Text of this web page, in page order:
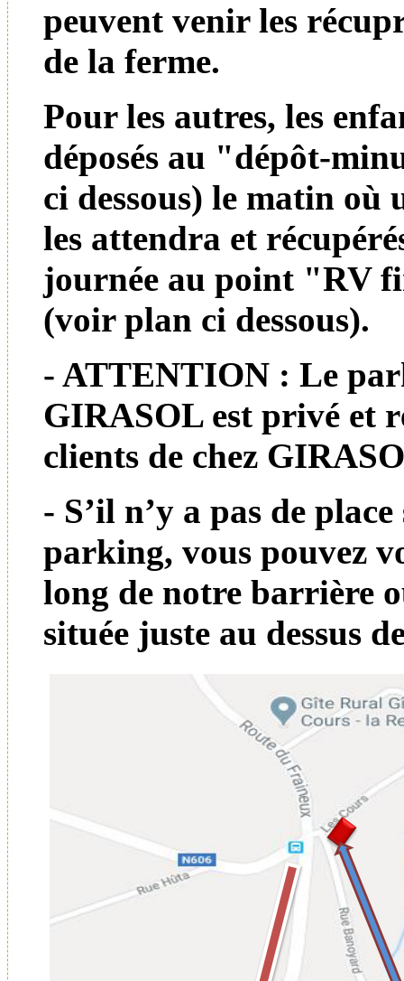
peuvent venir les
de la ferme.
Pour les autres, les
déposés au "dépôt-
ci dessous) le matin où
les attendra et
journée au point "RV
(voir plan ci dessous).
- ATTENTION : Le
GIRASOL est privé et
clients de chez
- S’il n’y a pas de
parking, vous pouvez
long de notre barrière
située juste au dessus